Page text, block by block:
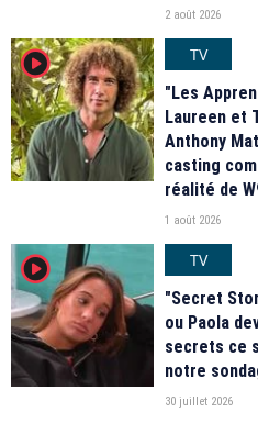
2 août 2026
player2
TV
"Les
Laureen et
Anthony
casting
réalité de
1 août 2026
player2
TV
"Secret
ou Paola
secrets ce
notre
30 juillet 2026